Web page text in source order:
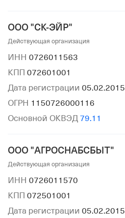
ООО "СК-ЭЙР"
Действующая организация
ИНН 0726011563
КПП 072601001
Дата регистрации 05.02.2015
ОГРН 1150726000116
Основной ОКВЭД 79.11
ООО "АГРОСНАБСБЫТ"
Действующая организация
ИНН 0726011570
КПП 072501001
Дата регистрации 05.02.2015